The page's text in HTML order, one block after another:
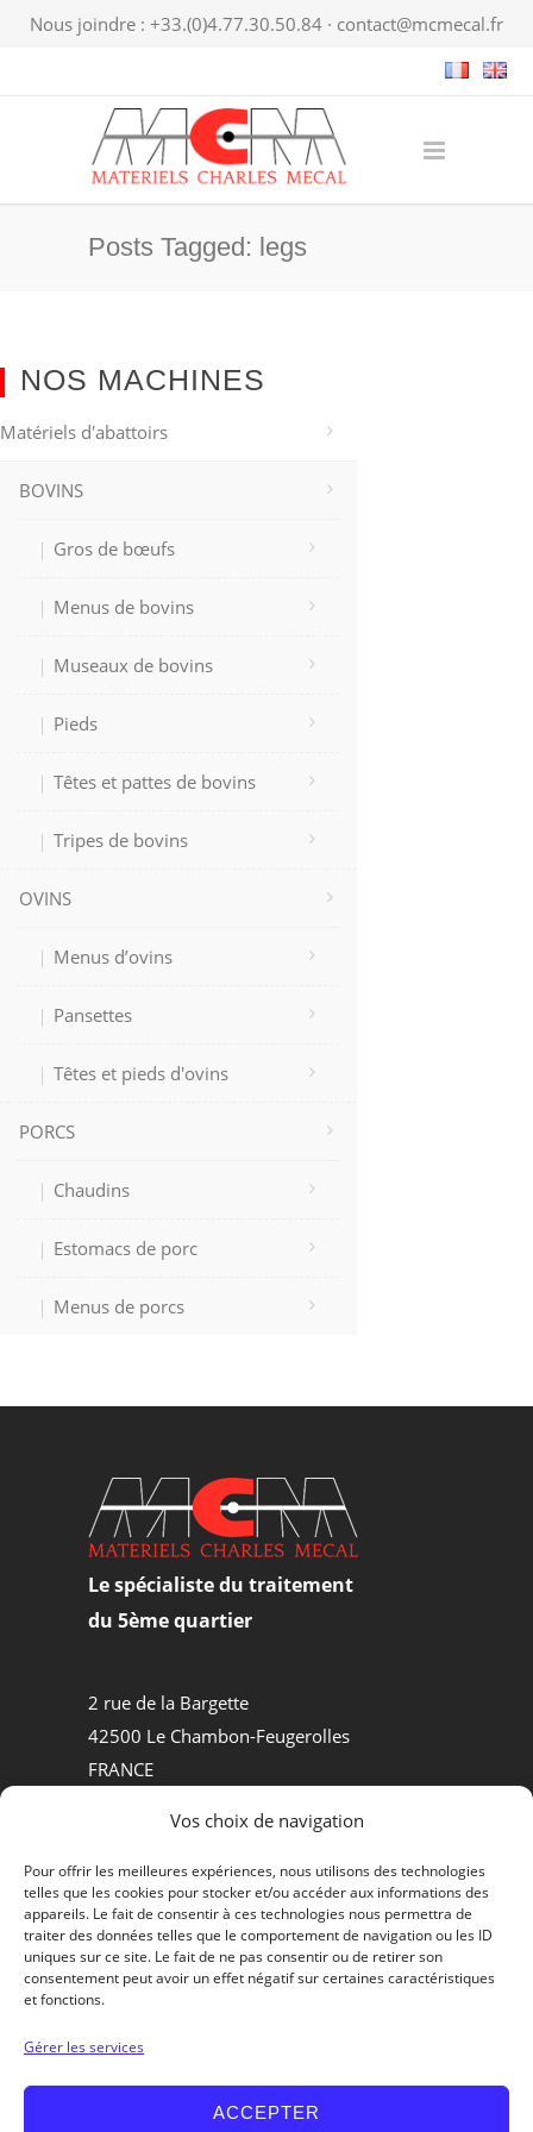
Vos choix de navigation
Pour offrir les meilleures expériences, nous utilisons des technologies
telles que les cookies pour stocker et/ou accéder aux informations des
appareils. Le fait de consentir à ces technologies nous permettra de
traiter des données telles que le comportement de navigation ou les ID
uniques sur ce site. Le fait de ne pas consentir ou de retirer son
consentement peut avoir un effet négatif sur certaines caractéristiques
et fonctions.
Gérer les services
ACCEPTER
Nous joindre : +33.(0)4.77.30.50.84 · contact@mcmecal.fr
Posts Tagged: legs
NOS MACHINES
Matériels d'abattoirs
BOVINS
Gros de bœufs
Menus de bovins
Museaux de bovins
Pieds
Têtes et pattes de bovins
Tripes de bovins
OVINS
Menus d’ovins
Pansettes
Têtes et pieds d'ovins
PORCS
Chaudins
Estomacs de porc
Menus de porcs
Le spécialiste du traitement
du 5ème quartier
2 rue de la Bargette
42500 Le Chambon-Feugerolles
FRANCE
MATÉRIELS D’ABATTOIRS
PROCESS AGROALIMENTAIRE
QUI SOMMES-NOUS ?
Contactons-nous